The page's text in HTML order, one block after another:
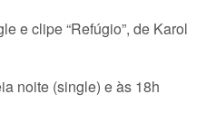
e clipe “Refúgio”, de Karol
noite (single) e às 18h